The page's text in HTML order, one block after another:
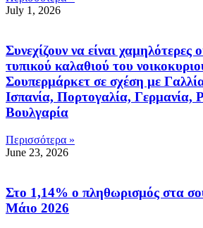
July 1, 2026
Συνεχίζουν να είναι χαμηλότερες
τυπικού καλαθιού του
Σουπερμάρκετ σε σχέση με
Ισπανία, Πορτογαλία, Γερμανία,
Βουλγαρία
Περισσότερα »
June 23, 2026
Στο 1,14% ο πληθωρισμός στα
Μάιο 2026